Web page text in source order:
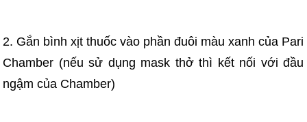
2. Gắn bình xịt thuốc vào phần đuôi màu xanh của Pari
Chamber (nếu sử dụng mask thở thì kết nối với đầu
ngậm của Chamber)